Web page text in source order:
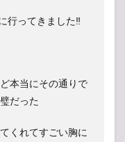
行ってきました‼️
本当にその通りで
だった
くれてすごい胸に